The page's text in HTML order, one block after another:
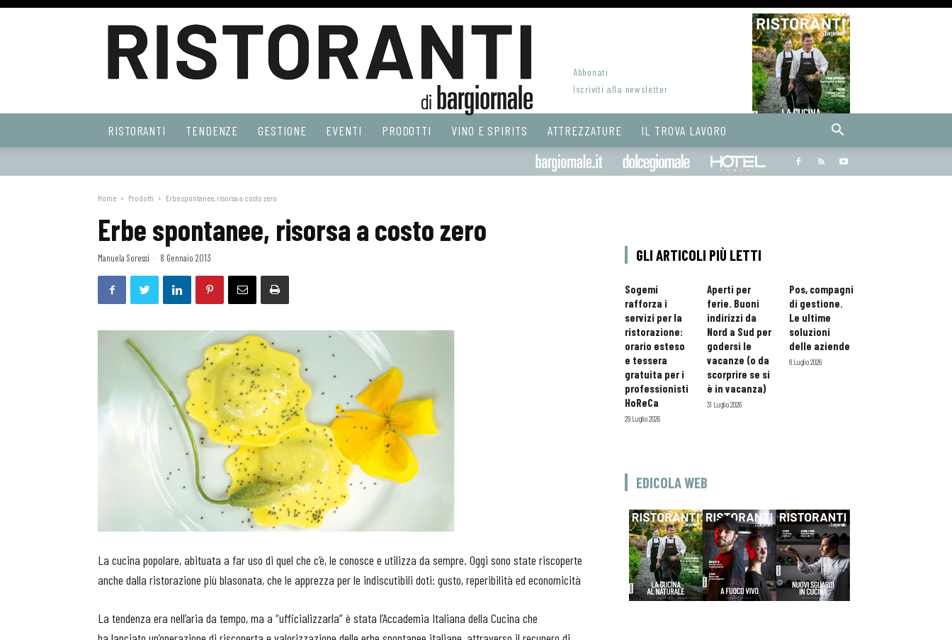
Web
Abbonati
Iscriviti alla newsletter
RISTORANTI TENDENZE GESTIONE EVENTI PRODOTTI VINO E SPIRITS ATTREZZATURE IL TROVA LAVORO
Bargiornale dolcegiornale
Home Prodotti Erbe spontanee, risorsa a costo zero
Erbe spontanee, risorsa a costo zero
Manuela Soressi - 8 Gennaio 2013
La cucina popolare, abituata a far uso di quel che c’è, le conosce e utilizza da sempre. Oggi sono state riscoperte
anche dalla ristorazione più blasonata, che le apprezza per le indiscutibili doti: gusto, reperibilità ed economicità
La tendenza era nell’aria da tempo, ma a “ufficializzarla” è stata l’Accademia Italiana della Cucina che
GLI ARTICOLI PIÙ LETTI
Sogemi
rafforza i
servizi per la
ristorazione:
orario esteso
e tessera
gratuita per i
professionisti
HoReCa
29 Luglio 2026
Aperti per
ferie. Buoni
indirizzi da
Nord a Sud per
godersi le
vacanze (o da
scorprire se si
è in vacanza)
31 Luglio 2026
Pos, compagni
di gestione.
Le ultime
soluzioni
delle aziende
8 Luglio 2026
EDICOLA WEB